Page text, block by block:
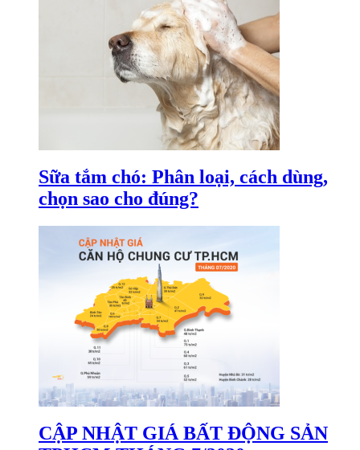
Sữa tắm chó: Phân loại, cách dùng,
chọn sao cho đúng?
CẬP NHẬT GIÁ BẤT ĐỘNG SẢN